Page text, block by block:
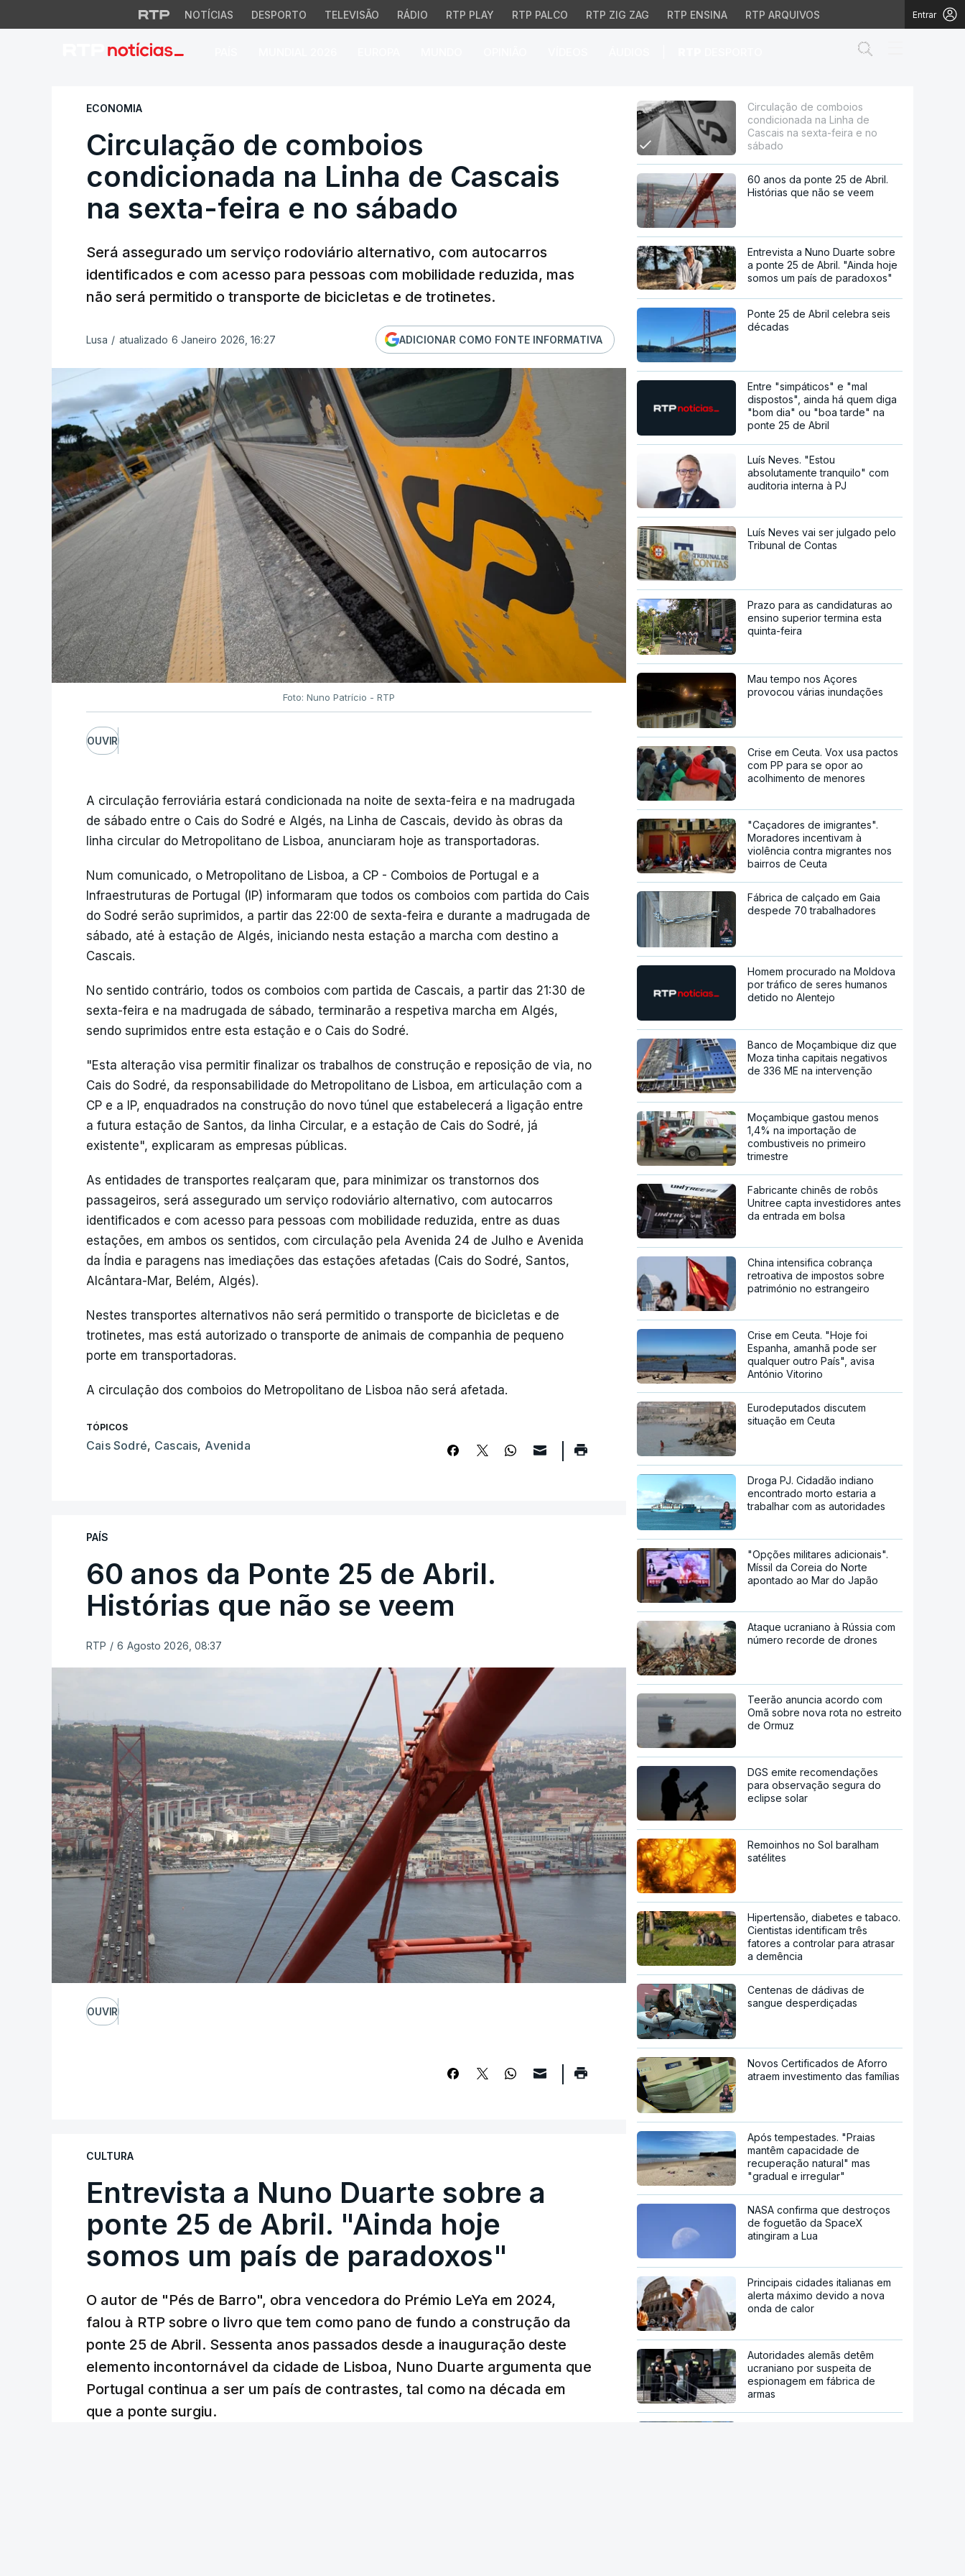
NOTÍCIAS DESPORTO TELEVISÃO RÁDIO RTP PLAY RTP PALCO RTP ZIG ZAG RTP ENSINA RTP ARQUIVOS Entrar
Circulação de comboios condicionada na Linha de Cascais na
ECONOMIA
Circulação de comboios
condicionada na Linha de Cascais
na sexta-feira e no sábado
Será assegurado um serviço rodoviário alternativo, com autocarros
identificados e com acesso para pessoas com mobilidade reduzida, mas
não será permitido o transporte de bicicletas e de trotinetes.
Lusa / atualizado 6 Janeiro 2026, 16:27 ADICIONAR COMO FONTE INFORMATIVA
Foto: Nuno Patrício - RTP
OUVIR
A circulação ferroviária estará condicionada na noite de sexta-feira e na madrugada
de sábado entre o Cais do Sodré e Algés, na Linha de Cascais, devido às obras da
linha circular do Metropolitano de Lisboa, anunciaram hoje as transportadoras.
Num comunicado, o Metropolitano de Lisboa, a CP - Comboios de Portugal e a
Infraestruturas de Portugal (IP) informaram que todos os comboios com partida do Cais
do Sodré serão suprimidos, a partir das 22:00 de sexta-feira e durante a madrugada de
sábado, até à estação de Algés, iniciando nesta estação a marcha com destino a
Cascais.
No sentido contrário, todos os comboios com partida de Cascais, a partir das 21:30 de
sexta-feira e na madrugada de sábado, terminarão a respetiva marcha em Algés,
sendo suprimidos entre esta estação e o Cais do Sodré.
"Esta alteração visa permitir finalizar os trabalhos de construção e reposição de via, no
Cais do Sodré, da responsabilidade do Metropolitano de Lisboa, em articulação com a
CP e a IP, enquadrados na construção do novo túnel que estabelecerá a ligação entre
a futura estação de Santos, da linha Circular, e a estação de Cais do Sodré, já
existente", explicaram as empresas públicas.
As entidades de transportes realçaram que, para minimizar os transtornos dos
passageiros, será assegurado um serviço rodoviário alternativo, com autocarros
identificados e com acesso para pessoas com mobilidade reduzida, entre as duas
estações, em ambos os sentidos, com circulação pela Avenida 24 de Julho e Avenida
da Índia e paragens nas imediações das estações afetadas (Cais do Sodré, Santos,
Alcântara-Mar, Belém, Algés).
Nestes transportes alternativos não será permitido o transporte de bicicletas e de
trotinetes, mas está autorizado o transporte de animais de companhia de pequeno
porte em transportadoras.
A circulação dos comboios do Metropolitano de Lisboa não será afetada.
TÓPICOS
Cais Sodré, Cascais, Avenida
PAÍS
60 anos da Ponte 25 de Abril.
Histórias que não se veem
RTP / 6 Agosto 2026, 08:37
OUVIR
CULTURA
Entrevista a Nuno Duarte sobre a
ponte 25 de Abril. "Ainda hoje
somos um país de paradoxos"
O autor de "Pés de Barro", obra vencedora do Prémio LeYa em 2024,
falou à RTP sobre o livro que tem como pano de fundo a construção da
ponte 25 de Abril. Sessenta anos passados desde a inauguração deste
elemento incontornável da cidade de Lisboa, Nuno Duarte argumenta que
Portugal continua a ser um país de contrastes, tal como na década em
que a ponte surgiu.
Circulação de comboios
condicionada na Linha de
Cascais na sexta-feira e no
sábado
60 anos da ponte 25 de Abril.
Histórias que não se veem
Entrevista a Nuno Duarte sobre
a ponte 25 de Abril. "Ainda hoje
somos um país de paradoxos"
Ponte 25 de Abril celebra seis
décadas
Entre "simpáticos" e "mal
dispostos", ainda há quem diga
"bom dia" ou "boa tarde" na
ponte 25 de Abril
Luís Neves. "Estou
absolutamente tranquilo" com
auditoria interna à PJ
Luís Neves vai ser julgado pelo
Tribunal de Contas
Prazo para as candidaturas ao
ensino superior termina esta
quinta-feira
Mau tempo nos Açores
provocou várias inundações
Crise em Ceuta. Vox usa pactos
com PP para se opor ao
acolhimento de menores
"Caçadores de imigrantes".
Moradores incentivam à
violência contra migrantes nos
bairros de Ceuta
Fábrica de calçado em Gaia
despede 70 trabalhadores
Homem procurado na Moldova
por tráfico de seres humanos
detido no Alentejo
Banco de Moçambique diz que
Moza tinha capitais negativos
de 336 ME na intervenção
Moçambique gastou menos
1,4% na importação de
combustiveis no primeiro
trimestre
Fabricante chinês de robôs
Unitree capta investidores antes
da entrada em bolsa
China intensifica cobrança
retroativa de impostos sobre
património no estrangeiro
Crise em Ceuta. "Hoje foi
Espanha, amanhã pode ser
qualquer outro País", avisa
António Vitorino
Eurodeputados discutem
situação em Ceuta
Droga PJ. Cidadão indiano
encontrado morto estaria a
trabalhar com as autoridades
"Opções militares adicionais".
Míssil da Coreia do Norte
apontado ao Mar do Japão
Ataque ucraniano à Rússia com
número recorde de drones
Teerão anuncia acordo com
Omã sobre nova rota no estreito
de Ormuz
DGS emite recomendações
para observação segura do
eclipse solar
Remoinhos no Sol baralham
satélites
Hipertensão, diabetes e tabaco.
Cientistas identificam três
fatores a controlar para atrasar
a demência
Centenas de dádivas de
sangue desperdiçadas
Novos Certificados de Aforro
atraem investimento das famílias
Após tempestades. "Praias
mantêm capacidade de
recuperação natural" mas
"gradual e irregular"
NASA confirma que destroços
de foguetão da SpaceX
atingiram a Lua
Principais cidades italianas em
alerta máximo devido a nova
onda de calor
Autoridades alemãs detêm
ucraniano por suspeita de
espionagem em fábrica de
armas